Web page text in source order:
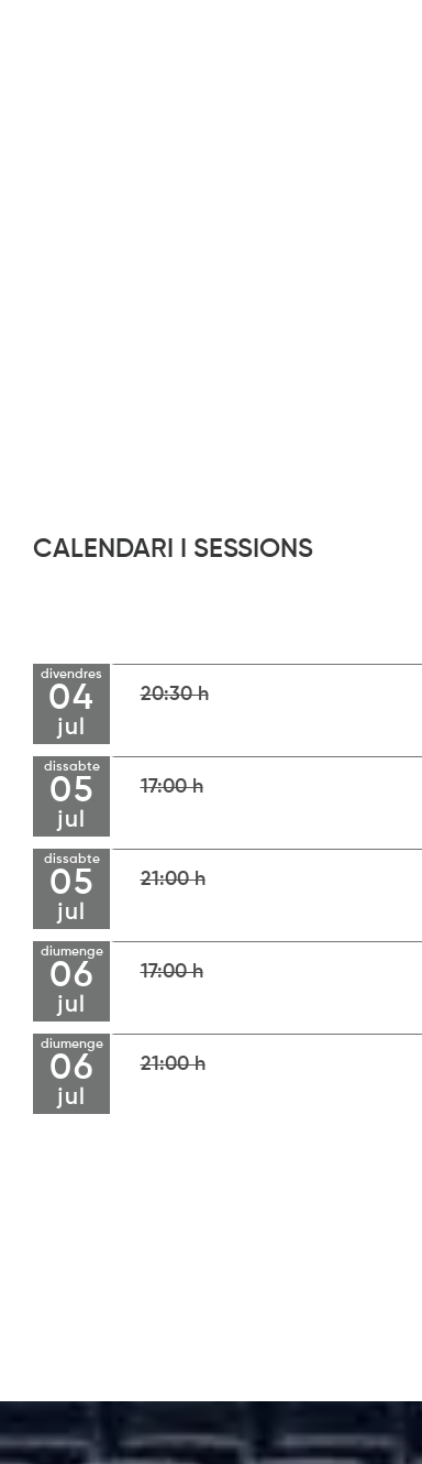
CALENDARI I SESSIONS
divendres
04
jul
20:30 h
dissabte
05
jul
17:00 h
dissabte
05
jul
21:00 h
diumenge
06
jul
17:00 h
diumenge
06
jul
21:00 h